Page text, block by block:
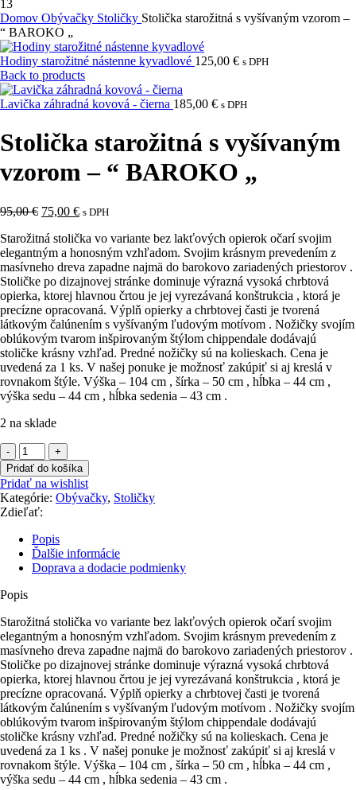
Domov Obývačky Stoličky Stolička starožitná s vyšívaným vzorom –
“ BAROKO „
Hodiny starožitné nástenne kyvadlové 125,00 € s DPH
Back to products
Lavička záhradná kovová - čierna 185,00 € s DPH
Stolička starožitná s vyšívaným
vzorom – “ BAROKO „
95,00€ Pôvodná
bola:
95,00 €.
75,00 €Aktuálna
je:
75,00 €.
s DPH
Starožitná stolička vo variante bez lakťových opierok očarí svojim
elegantným a honosným vzhľadom. Svojim krásnym prevedením z
masívneho dreva zapadne najmä do barokovo zariadených priestorov .
Stoličke po dizajnovej stránke dominuje výrazná vysoká chrbtová
opierka, ktorej hlavnou črtou je jej vyrezávaná konštrukcia , ktorá je
precízne opracovaná. Výplň opierky a chrbtovej časti je tvorená
látkovým čalúnením s vyšívaným ľudovým motívom . Nožičky svojím
oblúkovým tvarom inšpirovaným štýlom chippendale dodávajú
stoličke krásny vzhľad. Predné nožičky sú na kolieskach. Cena je
uvedená za 1 ks. V našej ponuke je možnosť zakúpiť si aj kreslá v
rovnakom štýle. Výška – 104 cm , šírka – 50 cm , hĺbka – 44 cm ,
výška sedu – 44 cm , hĺbka sedenia – 43 cm .
2 na sklade
množstvo
Stolička
starožitná
s
vyšívaným
vzorom
-
"
BAROKO
Pridať do košíka
Pridať na wishlist
Kategórie: Obývačky, Stoličky
Zdieľať:
Popis
Ďalšie informácie
Doprava a dodacie podmienky
Popis
Starožitná stolička vo variante bez lakťových opierok očarí svojim
elegantným a honosným vzhľadom. Svojim krásnym prevedením z
masívneho dreva zapadne najmä do barokovo zariadených priestorov .
Stoličke po dizajnovej stránke dominuje výrazná vysoká chrbtová
opierka, ktorej hlavnou črtou je jej vyrezávaná konštrukcia , ktorá je
precízne opracovaná. Výplň opierky a chrbtovej časti je tvorená
látkovým čalúnením s vyšívaným ľudovým motívom . Nožičky svojím
oblúkovým tvarom inšpirovaným štýlom chippendale dodávajú
stoličke krásny vzhľad. Predné nožičky sú na kolieskach. Cena je
uvedená za 1 ks . V našej ponuke je možnosť zakúpiť si aj kreslá v
rovnakom štýle. Výška – 104 cm , šírka – 50 cm , hĺbka – 44 cm ,
výška sedu – 44 cm , hĺbka sedenia – 43 cm .